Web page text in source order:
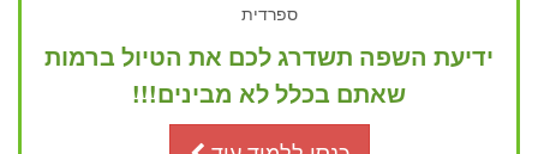
ספרדית
ידיעת השפה תשדרג לכם את הטיול ברמות
שאתם בכלל לא מבינים!!!